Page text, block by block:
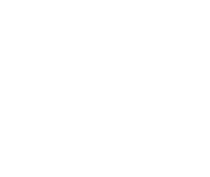
e outros.Em sua carreira